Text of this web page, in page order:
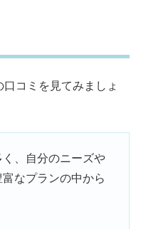
コミを見てみましょ
、自分のニーズや
なプランの中から